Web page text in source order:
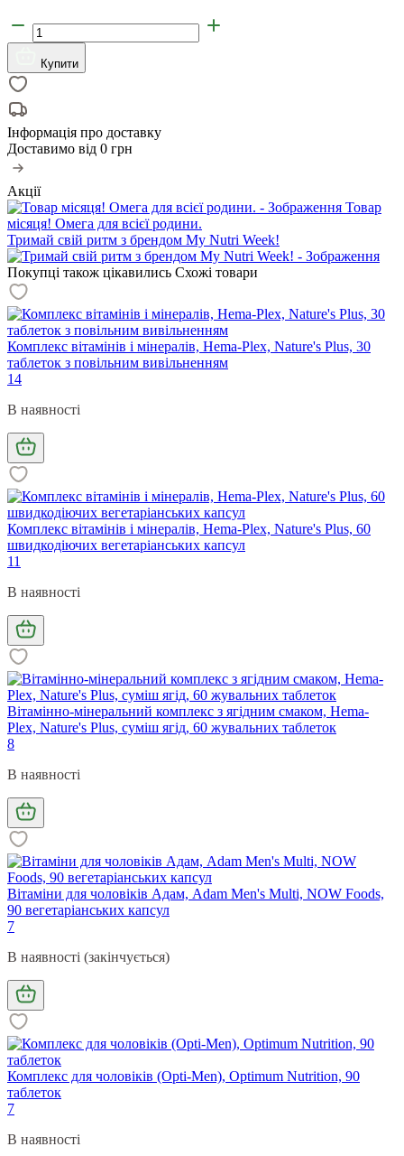
Купити
Інформація про доставку
Доставимо від 0 грн
Акції
Товар
місяця! Омега для всієї родини.
Тримай свій ритм з брендом My Nutri Week!
Покупці також цікавились Схожі товари
Комплекс вітамінів і мінералів, Hema-Plex, Nature's Plus, 30
таблеток з повільним вивільненням
14
В наявності
Комплекс вітамінів і мінералів, Hema-Plex, Nature's Plus, 60
швидкодіючих вегетаріанських капсул
11
В наявності
Вітамінно-мінеральний комплекс з ягідним смаком, Hema-
Plex, Nature's Plus, суміш ягід, 60 жувальних таблеток
8
В наявності
Вітаміни для чоловіків Адам, Adam Men's Multi, NOW Foods,
90 вегетаріанських капсул
7
В наявності (закінчується)
Комплекс для чоловіків (Opti-Men), Optimum Nutrition, 90
таблеток
7
В наявності